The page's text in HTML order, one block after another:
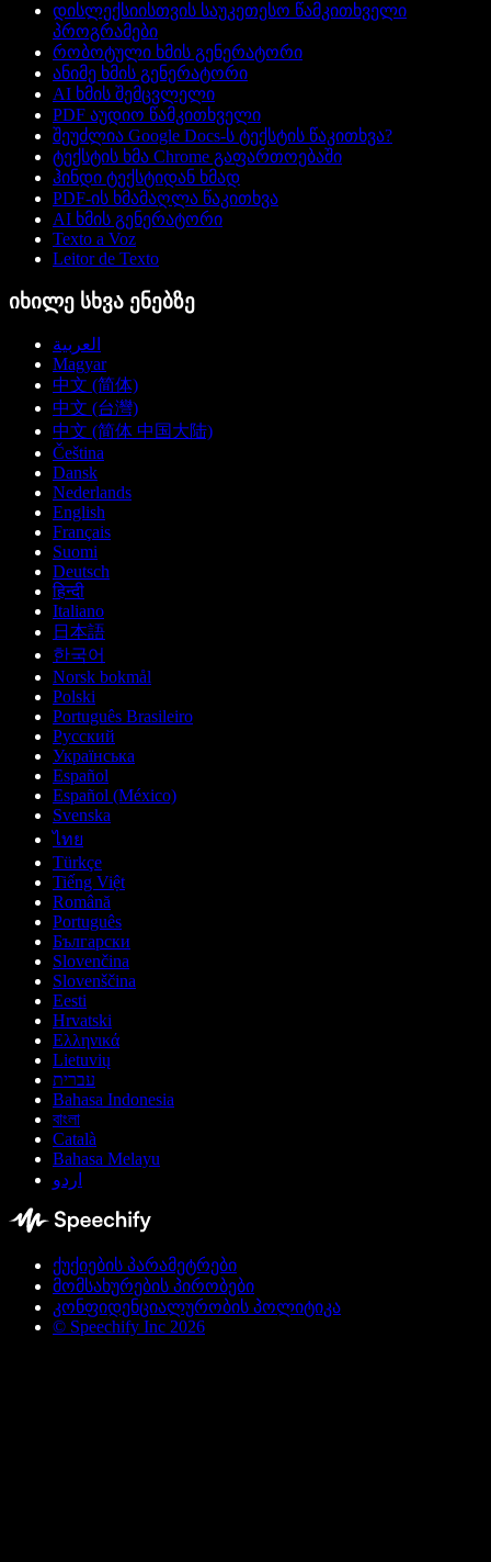
დისლექსიისთვის საუკეთესო წამკითხველი
პროგრამები
რობოტული ხმის გენერატორი
ანიმე ხმის გენერატორი
AI ხმის შემცვლელი
PDF აუდიო წამკითხველი
შეუძლია Google Docs-ს ტექსტის წაკითხვა?
ტექსტის ხმა Chrome გაფართოებაში
ჰინდი ტექსტიდან ხმად
PDF-ის ხმამაღლა წაკითხვა
AI ხმის გენერატორი
Texto a Voz
Leitor de Texto
იხილე სხვა ენებზე
العربية
Magyar
中文 (简体)
中文 (台灣)
中文 (简体 中国大陆)
Čeština
Dansk
Nederlands
English
Français
Suomi
Deutsch
हिन्दी
Italiano
日本語
한국어
Norsk bokmål
Polski
Português Brasileiro
Русский
Українська
Español
Español (México)
Svenska
ไทย
Türkçe
Tiếng Việt
Română
Português
Български
Slovenčina
Slovenščina
Eesti
Hrvatski
Ελληνικά
Lietuvių
עברית
Bahasa Indonesia
বাংলা
Català
Bahasa Melayu
اردو
ქუქიების პარამეტრები
მომსახურების პირობები
კონფიდენციალურობის პოლიტიკა
© Speechify Inc 2026